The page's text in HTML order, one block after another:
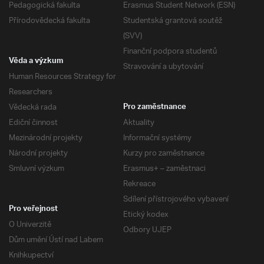
Pedagogická fakulta
Přírodovědecká fakulta
Erasmus Student Network (ESN)
Studentská grantová soutěž
(SVV)
Finanční podpora studentů
Stravování a ubytování
Věda a výzkum
Human Resources Strategy for
Researchers
Vědecká rada
Ediční činnost
Mezinárodní projekty
Národní projekty
Smluvní výzkum
Pro zaměstnance
Aktuality
Informační systémy
Kurzy pro zaměstnance
Erasmus+ – zaměstnaci
Rekreace
Sdílení přístrojového vybavení
Etický kodex
Odbory UJEP
Pro veřejnost
O Univerzitě
Dům umění Ústí nad Labem
Knihkupectví